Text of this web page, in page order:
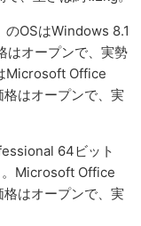
のOSはWindows 8.1
はオープンで、実勢
Microsoft Office
はオープンで、実
64ビット
。Microsoft Office
はオープンで、実